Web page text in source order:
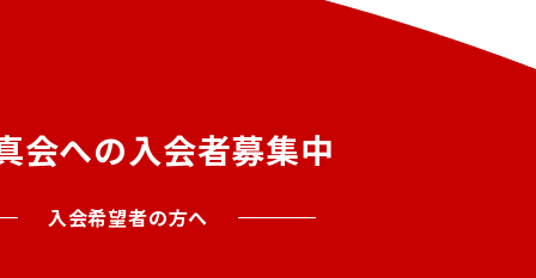
会への入会者募集中
入会希望者の方へ